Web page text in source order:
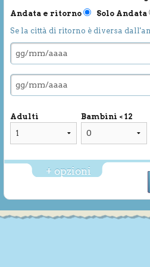
Andata e ritorno
Solo Andata
Se la città di ritorno è diversa
Adulti Bambini < 12
+ opzioni